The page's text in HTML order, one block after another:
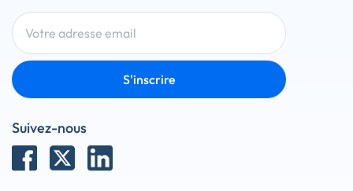
S'inscrire
Suivez-nous